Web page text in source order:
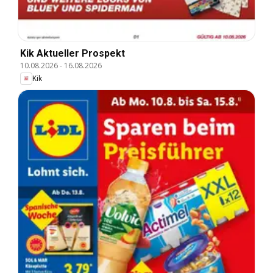
Kik Aktueller Prospekt
10.08.2026- 16.08.2026
Kik